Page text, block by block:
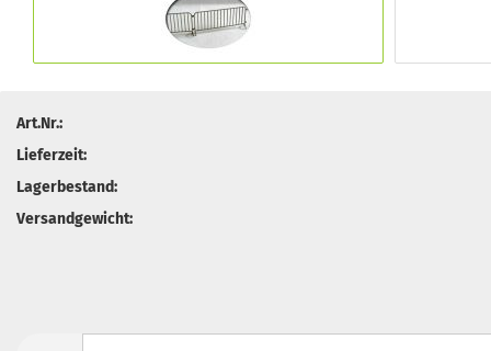
Art.Nr.:
Lieferzeit:
Lagerbestand:
Versandgewicht: